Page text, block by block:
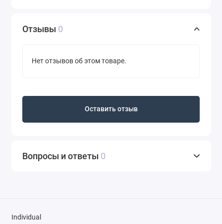
Отзывы 0
Нет отзывов об этом товаре.
Оставить отзыв
Вопросы и ответы 0
Individual